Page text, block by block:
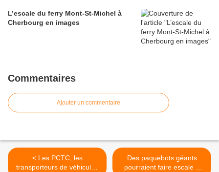
L’escale du ferry Mont-St-Michel à
Cherbourg en images
Commentaires
Ajouter un commentaire
< Les PCTC, les
transporteurs de véhicules
Des paquebots géants
pourraient faire escale à